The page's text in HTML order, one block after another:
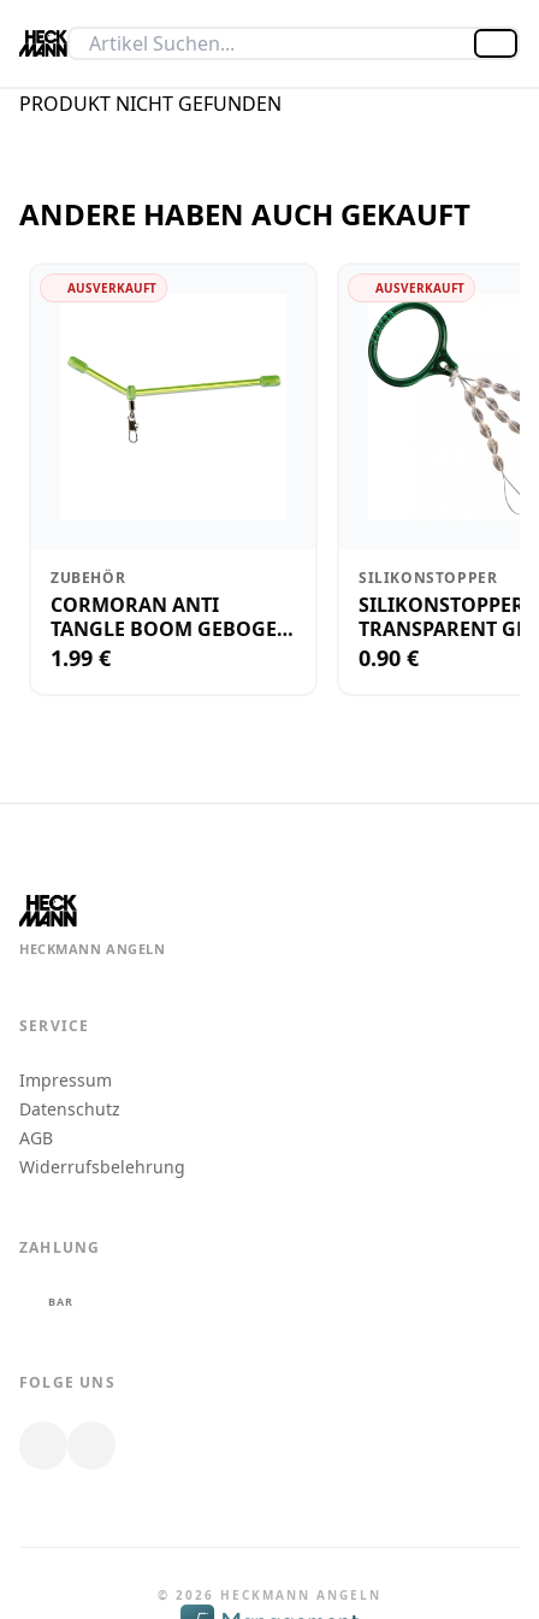
PRODUKT NICHT GEFUNDEN
ANDERE HABEN AUCH GEKAUFT
AUSVERKAUFT
ZUBEHÖR
CORMORAN ANTI
TANGLE BOOM GEBOGEN
12CM M.WIRBEL(PLASTIK)
1.99 €
AUSVERKAUFT
SILIKONSTOPPER
SILIKONSTOPPER
TRANSPARENT
KLEIN
0.90 €
HECKMANN ANGELN
SERVICE
Impressum
Datenschutz
AGB
Widerrufsbelehrung
ZAHLUNG
BAR
FOLGE UNS
© 2026 HECKMANN ANGELN